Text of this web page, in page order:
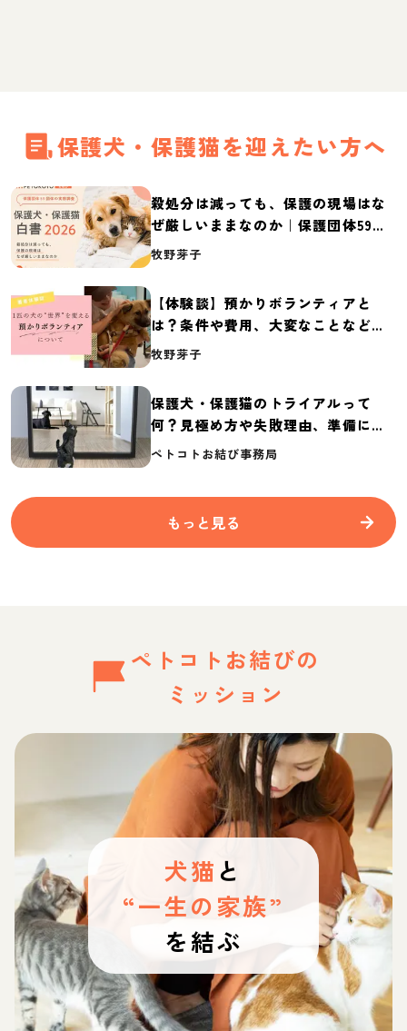
保護犬・保護猫を迎えたい方へ
殺処分は減っても、保護の現場はな
ぜ厳しいままなのか｜保護団体59団
体の実態調査【保護犬・保護猫白書
牧野芽子
【体験談】預かりボランティアと
は？条件や費用、大変なことなど紹
介
牧野芽子
保護犬・保護猫のトライアルって
何？見極め方や失敗理由、準備に必
要なものを紹介
ペトコトお結び事務局
もっと見る
ペトコトお結びの
ミッション
犬猫 と
“一生の家族”
を結ぶ